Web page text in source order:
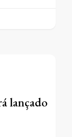
lançado